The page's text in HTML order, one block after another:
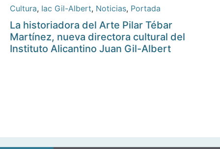
Cultura, Iac Gil-Albert, Noticias, Portada
La historiadora del Arte Pilar Tébar
Martínez, nueva directora cultural del
Instituto Alicantino Juan Gil-Albert